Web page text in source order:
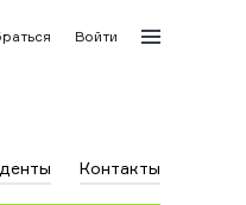
Войти
Контакты